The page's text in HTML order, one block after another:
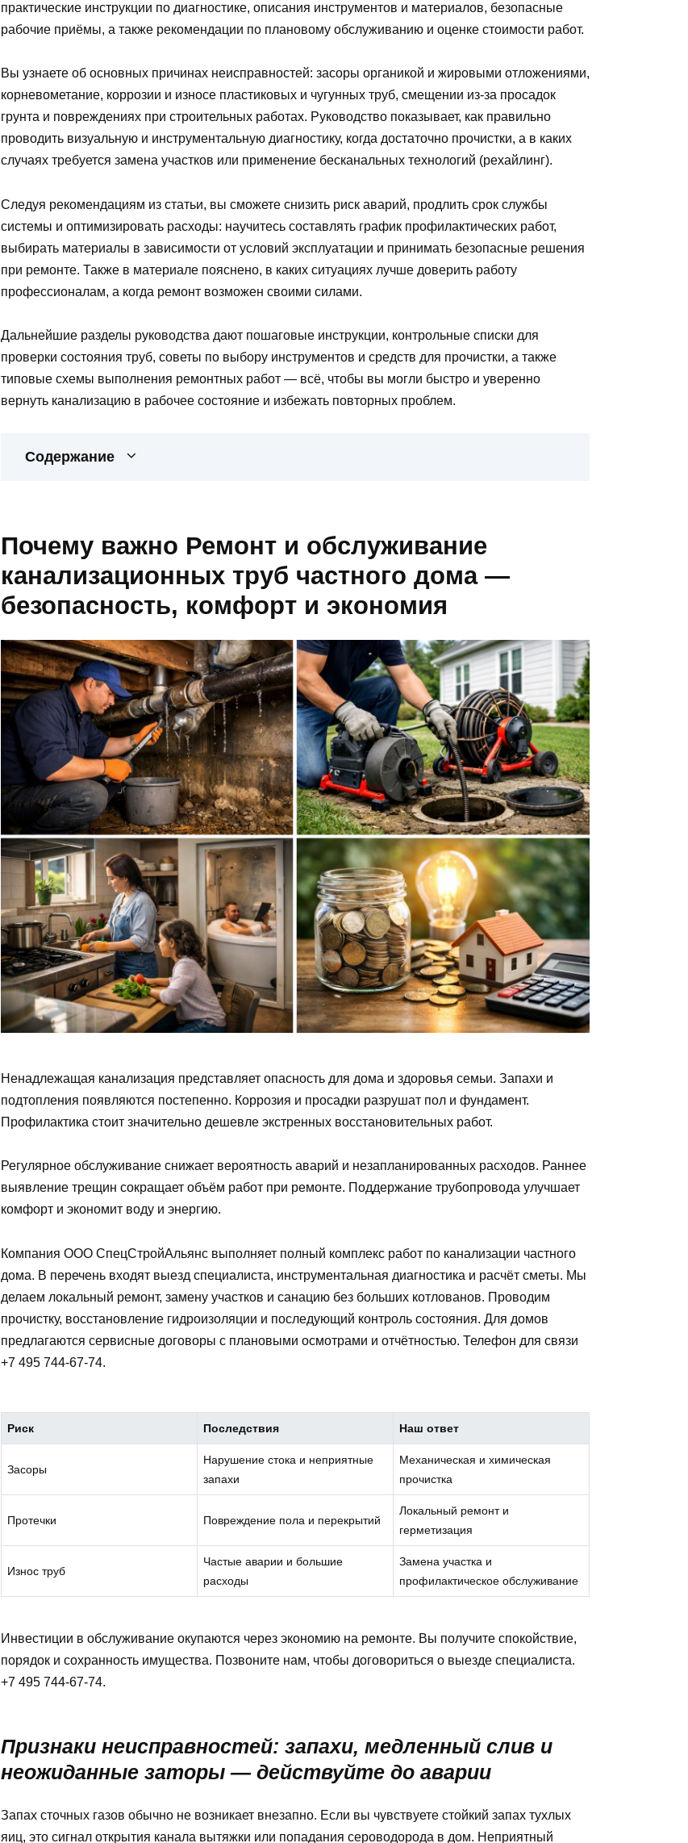
практические инструкции по диагностике, описания инструментов и материалов, безопасные
рабочие приёмы, а также рекомендации по плановому обслуживанию и оценке стоимости работ.
Вы узнаете об основных причинах неисправностей: засоры органикой и жировыми отложениями,
корневометание, коррозии и износе пластиковых и чугунных труб, смещении из‑за просадок
грунта и повреждениях при строительных работах. Руководство показывает, как правильно
проводить визуальную и инструментальную диагностику, когда достаточно прочистки, а в каких
случаях требуется замена участков или применение бесканальных технологий (рехайлинг).
Следуя рекомендациям из статьи, вы сможете снизить риск аварий, продлить срок службы
системы и оптимизировать расходы: научитесь составлять график профилактических работ,
выбирать материалы в зависимости от условий эксплуатации и принимать безопасные решения
при ремонте. Также в материале пояснено, в каких ситуациях лучше доверить работу
профессионалам, а когда ремонт возможен своими силами.
Дальнейшие разделы руководства дают пошаговые инструкции, контрольные списки для
проверки состояния труб, советы по выбору инструментов и средств для прочистки, а также
типовые схемы выполнения ремонтных работ — всё, чтобы вы могли быстро и уверенно
вернуть канализацию в рабочее состояние и избежать повторных проблем.
Содержание
Почему важно Ремонт и обслуживание
канализационных труб частного дома —
безопасность, комфорт и экономия
Ненадлежащая канализация представляет опасность для дома и здоровья семьи. Запахи и
подтопления появляются постепенно. Коррозия и просадки разрушат пол и фундамент.
Профилактика стоит значительно дешевле экстренных восстановительных работ.
Регулярное обслуживание снижает вероятность аварий и незапланированных расходов. Раннее
выявление трещин сокращает объём работ при ремонте. Поддержание трубопровода улучшает
комфорт и экономит воду и энергию.
Компания ООО СпецСтройАльянс выполняет полный комплекс работ по канализации частного
дома. В перечень входят выезд специалиста, инструментальная диагностика и расчёт сметы. Мы
делаем локальный ремонт, замену участков и санацию без больших котлованов. Проводим
прочистку, восстановление гидроизоляции и последующий контроль состояния. Для домов
предлагаются сервисные договоры с плановыми осмотрами и отчётностью. Телефон для связи
+7 495 744-67-74.
Риск Последствия Наш ответ
Засоры
Нарушение стока и неприятные
запахи
Механическая и химическая
прочистка
Протечки Повреждение пола и перекрытий
Локальный ремонт и
герметизация
Износ труб
Частые аварии и большие
расходы
Замена участка и
профилактическое обслуживание
Инвестиции в обслуживание окупаются через экономию на ремонте. Вы получите спокойствие,
порядок и сохранность имущества. Позвоните нам, чтобы договориться о выезде специалиста.
+7 495 744-67-74.
Признаки неисправностей: запахи, медленный слив и
неожиданные заторы — действуйте до аварии
Запах сточных газов обычно не возникает внезапно. Если вы чувствуете стойкий запах тухлых
яиц, это сигнал открытия канала вытяжки или попадания сероводорода в дом. Неприятный